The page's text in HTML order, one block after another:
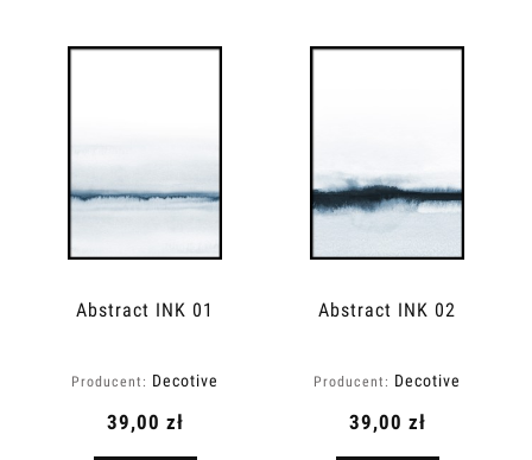
Abstract INK 01
Producent: Decotive
39,00 zł
Abstract INK 02
Producent: Decotive
39,00 zł